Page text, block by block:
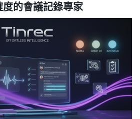
的會議記錄專家